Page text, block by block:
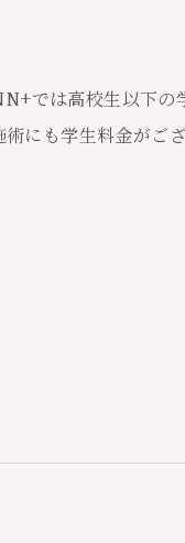
では高校生以下の
にも学生料金がご